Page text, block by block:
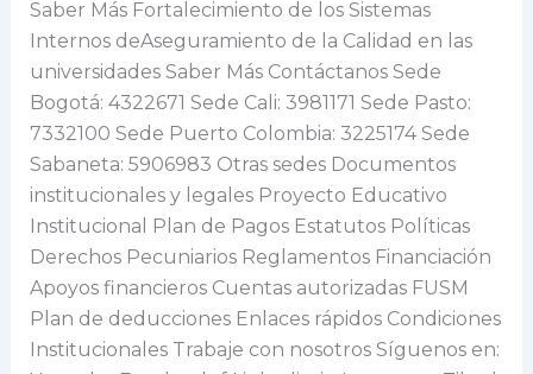
Saber Más Fortalecimiento de los Sistemas
Internos deAseguramiento de la Calidad en las
universidades Saber Más Contáctanos Sede
Bogotá: 4322671 Sede Cali: 3981171 Sede Pasto:
7332100 Sede Puerto Colombia: 3225174 Sede
Sabaneta: 5906983 Otras sedes Documentos
institucionales y legales Proyecto Educativo
Institucional Plan de Pagos Estatutos Políticas
Derechos Pecuniarios Reglamentos Financiación
Apoyos financieros Cuentas autorizadas FUSM
Plan de deducciones Enlaces rápidos Condiciones
Institucionales Trabaje con nosotros Síguenos en: